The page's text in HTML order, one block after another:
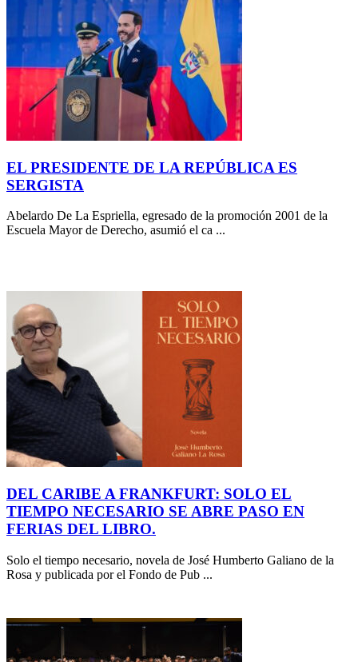
EL PRESIDENTE DE LA REPÚBLICA ES
SERGISTA
Abelardo De La Espriella, egresado de la promoción 2001 de la
Escuela Mayor de Derecho, asumió el ca ...
DEL CARIBE A FRANKFURT: SOLO EL
TIEMPO NECESARIO SE ABRE PASO EN
FERIAS DEL LIBRO.
Solo el tiempo necesario, novela de José Humberto Galiano de la
Rosa y publicada por el Fondo de Pub ...